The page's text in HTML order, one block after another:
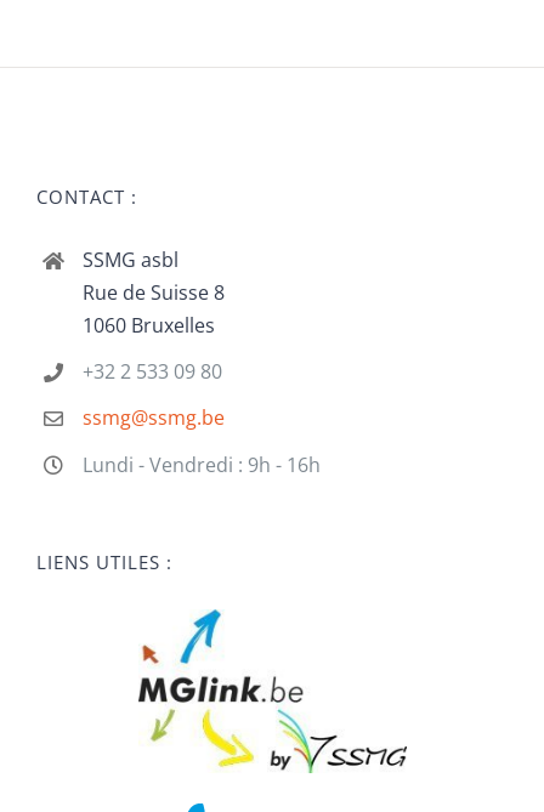
CONTACT :
SSMG asbl
Rue de Suisse 8
1060 Bruxelles
+32 2 533 09 80
ssmg@ssmg.be
Lundi - Vendredi : 9h - 16h
LIENS UTILES :